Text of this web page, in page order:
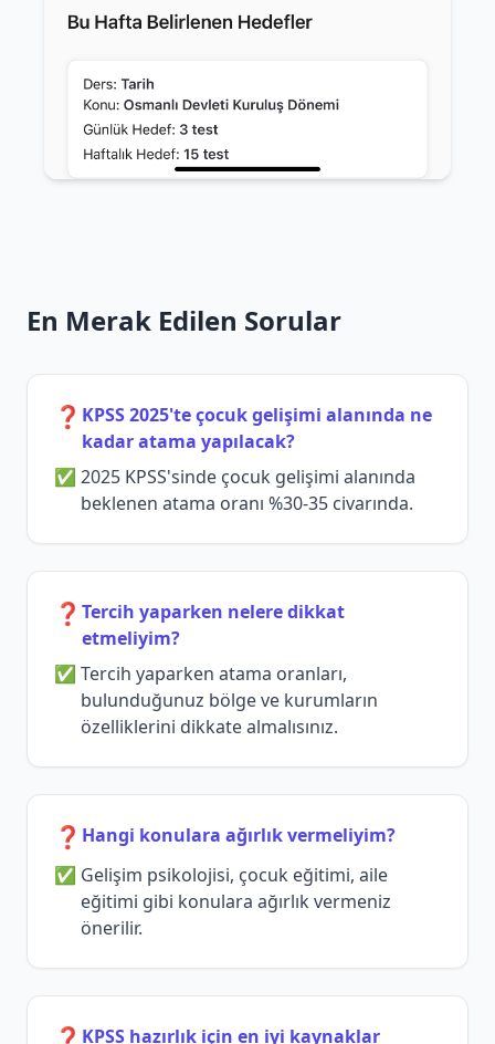
En Merak Edilen Sorular
❓ KPSS 2025'te çocuk gelişimi alanında ne
kadar atama yapılacak?
2025 KPSS'sinde çocuk gelişimi alanında
beklenen atama oranı %30-35 civarında.
❓ Tercih yaparken nelere dikkat
etmeliyim?
Tercih yaparken atama oranları,
bulunduğunuz bölge ve kurumların
özelliklerini dikkate almalısınız.
❓ Hangi konulara ağırlık vermeliyim?
Gelişim psikolojisi, çocuk eğitimi, aile
eğitimi gibi konulara ağırlık vermeniz
önerilir.
KPSS hazırlık için en iyi kaynaklar